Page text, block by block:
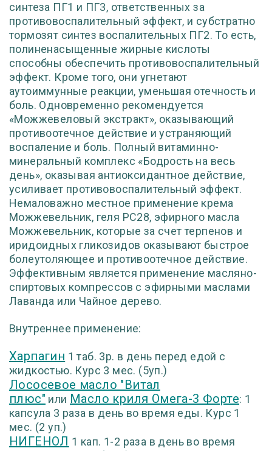
синтеза ПГ1 и ПГ3, ответственных за
противовоспалительный эффект, и субстратно
тормозят синтез воспалительных ПГ2. То есть,
полиненасыщенные жирные кислоты
способны обеспечить противовоспалительный
эффект. Кроме того, они угнетают
аутоиммунные реакции, уменьшая отечность и
боль. Одновременно рекомендуется
«Можжевеловый экстракт», оказывающий
противоотечное действие и устраняющий
воспаление и боль. Полный витаминно-
минеральный комплекс «Бодрость на весь
день», оказывая антиоксидантное действие,
усиливает противовоспалительный эффект.
Немаловажно местное применение крема
Можжевельник, геля РС28, эфирного масла
Можжевельник, которые за счет терпенов и
иридоидных гликозидов оказывают быстрое
болеутоляющее и противоотечное действие.
Эффективным является применение масляно-
спиртовых компрессов с эфирными маслами
Лаванда или Чайное дерево.
Внутреннее применение:
Харпагин 1 таб. 3р. в день перед едой с
жидкостью. Курс 3 мес. (5уп.)
Лососевое масло "Витал
плюс" или Масло криля Омега-3 Форте: 1
капсула 3 раза в день во время еды. Курс 1
мес. (2 уп.)
НИГЕНОЛ 1 кап. 1-2 раза в день во время